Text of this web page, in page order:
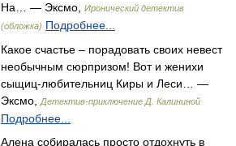
На… — Эксмо,
Иронический детектив
(обложка) Подробнее...
Какое счастье – порадовать своих невест
необычным сюрпризом! Вот и женихи
сыщиц-любительниц Киры и Леси… —
Эксмо,
Детектив-приключение Д. Калининой
Подробнее...
Алена собиралась просто отдохнуть в